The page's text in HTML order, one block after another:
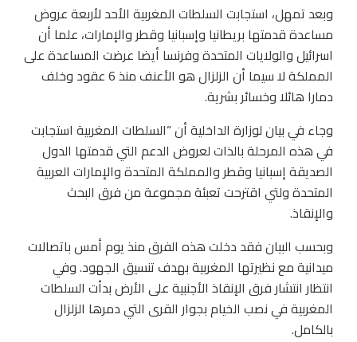
وبعد تمهل، استجابت السلطات المغربية الأحد لأربعة عروض
مساعدة قدمتها بريطانيا وإسبانيا وقطر والإمارات، علما أن
اسرائيل والولايات المتحدة وفرنسا أيضا عرضت المساعدة على
المملكة لا سيما أن الزلزال هو الأعنف منذ 6 عقود وخلف
دمارا هائلا وخسائر بشرية.
وجاء في بيان لوزارة الداخلية أن “السلطات المغربية استجابت
في هذه المرحلة بالذات لعروض الدعم التي قدمتها الدول
الصديقة إسبانيا وقطر والمملكة المتحدة والإمارات العربية
المتحدة ولتي اقترحت تعبئة مجموعة من فرق البحث
والإنقاذ.
وبحسب البيان فقد دخلت هذه الفرق منذ يوم أمس باتصالات
ميدانية مع نظيرتها المغربية بهدف تنسيق الجهود. وفي
انتظار انتشار فرق الإنقاذ الأجنبية على الأرض بدأت السلطات
المغربية في نصب الخيام بجوار القرى التي دمرها الزلزال
بالكامل.